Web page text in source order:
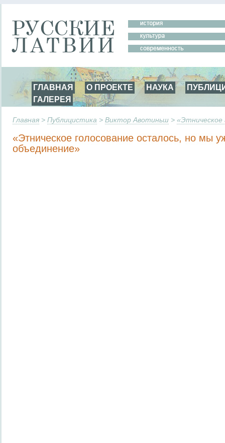
ГЛАВНАЯ О ПРОЕКТЕ НАУКА
ГАЛЕРЕЯ
Главная > Публицистика > Виктор Авотиньш > «Этническое
«Этническое голосование осталось, но мы
объединение»